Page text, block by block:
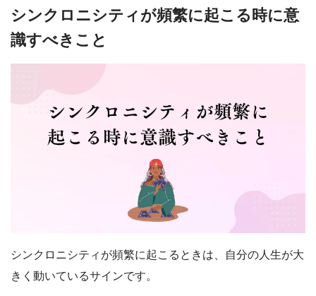
シンクロニシティが頻繁に起こる時に意
識すべきこと
シンクロニシティが頻繁に起こるときは、自分の人生が大
きく動いているサインです。